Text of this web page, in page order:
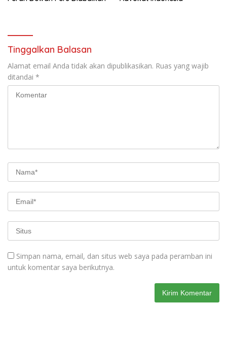
Tinggalkan Balasan
Alamat email Anda tidak akan dipublikasikan. Ruas yang wajib
ditandai *
Simpan nama, email, dan situs web saya pada peramban ini
untuk komentar saya berikutnya.